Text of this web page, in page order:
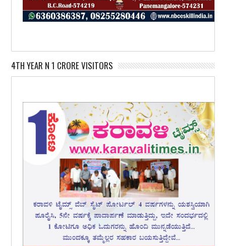
4TH YEAR N 1 CRORE VISITORS